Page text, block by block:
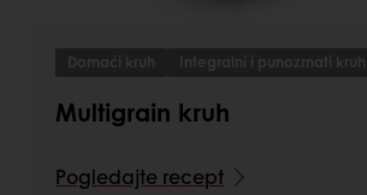
Domaći kruh Integralni i punozrnati kruh
Multigrain kruh
Pogledajte recept